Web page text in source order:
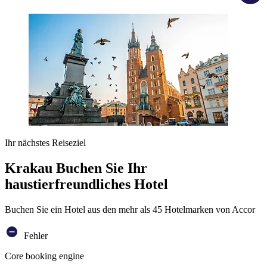
Ihr nächstes Reiseziel
Krakau Buchen Sie Ihr
haustierfreundliches Hotel
Buchen Sie ein Hotel aus den mehr als 45 Hotelmarken von Accor
Fehler
Core booking engine